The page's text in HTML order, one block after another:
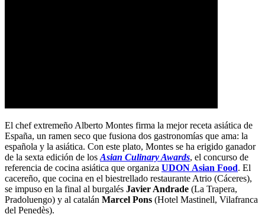
El chef extremeño Alberto Montes firma la mejor receta asiática de
España, un ramen seco que fusiona dos gastronomías que ama: la
española y la asiática. Con este plato, Montes se ha erigido ganador
de la sexta edición de los Asian Culinary Awards, el concurso de
referencia de cocina asiática que organiza UDON Asian Food. El
cacereño, que cocina en el biestrellado restaurante Atrio (Cáceres),
se impuso en la final al burgalés Javier Andrade (La Trapera,
Pradoluengo) y al catalán Marcel Pons (Hotel Mastinell, Vilafranca
del Penedès).